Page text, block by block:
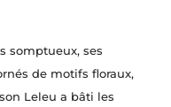
somptueux, ses
de motifs floraux,
Leleu a bâti les